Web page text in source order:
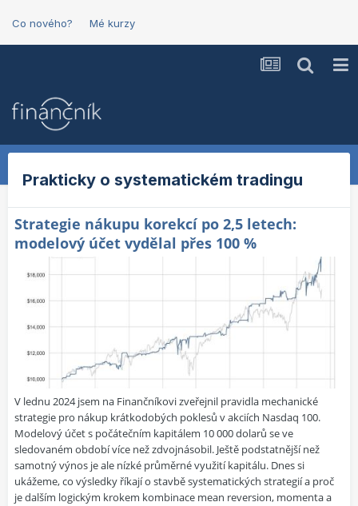
Co nového? Mé kurzy
Prakticky o systematickém tradingu
Strategie nákupu korekcí po 2,5 letech:
modelový účet vydělal přes 100 %
V lednu 2024 jsem na Finančníkovi zveřejnil pravidla mechanické
strategie pro nákup krátkodobých poklesů v akciích Nasdaq 100.
Modelový účet s počátečním kapitálem 10 000 dolarů se ve
sledovaném období více než zdvojnásobil. Ještě podstatnější než
samotný výnos je ale nízké průměrné využití kapitálu. Dnes si
ukážeme, co výsledky říkají o stavbě systematických strategií a proč
je dalším logickým krokem kombinace mean reversion, momenta a